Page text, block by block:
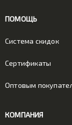
ПОМОЩЬ
Система скидок
Сертификаты
Оптовым
КОМПАНИЯ